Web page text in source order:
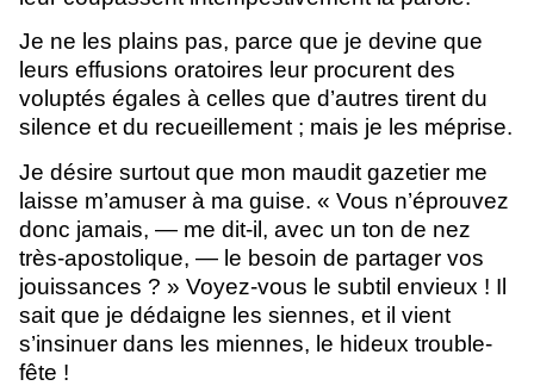
Je ne les plains pas, parce que je devine que
leurs effusions oratoires leur procurent des
voluptés égales à celles que d’autres tirent du
silence et du recueillement ; mais je les méprise.
Je désire surtout que mon maudit gazetier me
laisse m’amuser à ma guise. « Vous n’éprouvez
donc jamais, — me dit-il, avec un ton de nez
très-apostolique, — le besoin de partager vos
jouissances ? » Voyez-vous le subtil envieux ! Il
sait que je dédaigne les siennes, et il vient
s’insinuer dans les miennes, le hideux trouble-
fête !